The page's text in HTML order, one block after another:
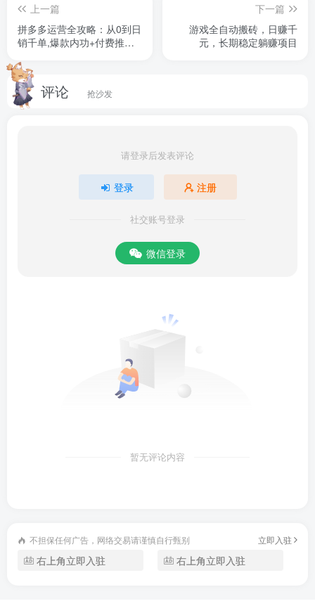
上一篇
拼多多运营全攻略：从0到日
销千单,爆款内功+付费推广
下一篇
游戏全自动搬砖，日赚千
元，长期稳定躺赚项目
评论 抢沙发
请登录后发表评论
登录 注册
社交账号登录
微信登录
暂无评论内容
不担保任何广告，网络交易请谨慎自行甄别 立即入驻
右上角立即入驻 右上角立即入驻